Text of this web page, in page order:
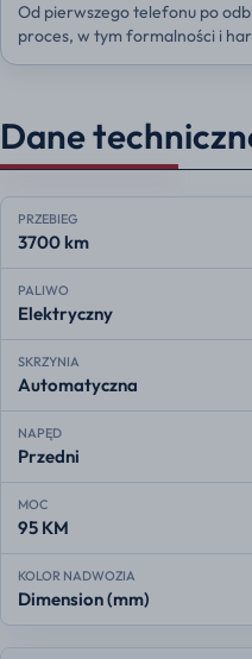
Od pierwszego telefonu po
proces, w tym formalności i
Dane
PRZEBIEG
3700 km
PALIWO
Elektryczny
SKRZYNIA
Automatyczna
NAPĘD
Przedni
MOC
95 KM
KOLOR NADWOZIA
Dimension (mm)